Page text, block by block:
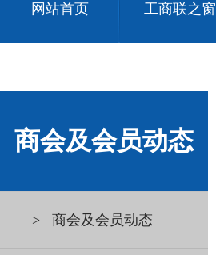
网站首页 工商联之窗
商会及会员动态
> 商会及会员动态